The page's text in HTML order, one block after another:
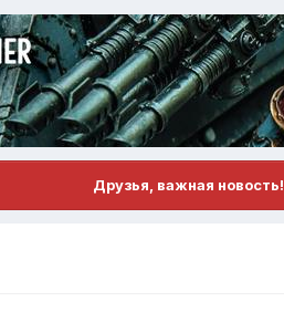
Друзья, важная новость!